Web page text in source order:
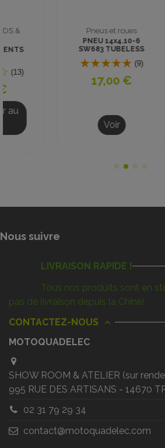
Pneus et roues
PNEU 14x4.10-6
SW683 TUBELESS
(9)
Nous suivre
LIVRAISON RAPIDE !
Tous nos produits sont en
pas de livraison depuis la Chine!
CONTACTEZ-NOUS
MOTOQUADELEC
SHOW ROOM & ATELIER (sur
995 RUE DES ARTISANS - 14670
02 31 79 29 34
contact@motoquadelec.com